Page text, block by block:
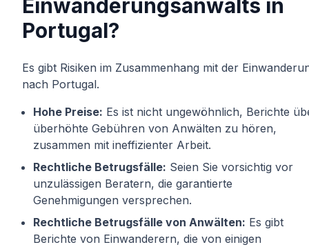
Einwanderungsanwalts in
Portugal?
Es gibt Risiken im Zusammenhang mit der
nach Portugal.
Hohe Preise: Es ist nicht ungewöhnlich, Berichte
überhöhte Gebühren von Anwälten zu hören,
zusammen mit ineffizienter Arbeit.
Rechtliche Betrugsfälle: Seien Sie vorsichtig vor
unzulässigen Beratern, die garantierte
Genehmigungen versprechen.
Rechtliche Betrugsfälle von Anwälten: Es gibt
Berichte von Einwanderern, die von einigen